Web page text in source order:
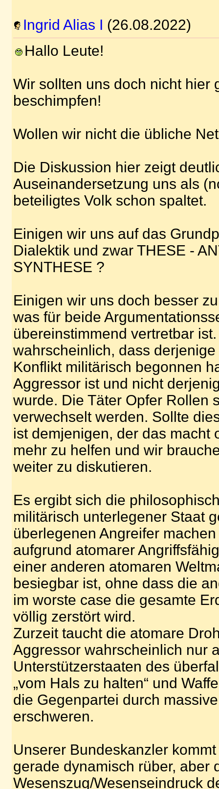
Ingrid Alias I (26.08.2022)
Hallo Leute!
Wir sollten uns doch nicht hier
beschimpfen!
Wollen wir nicht die übliche
Die Diskussion hier zeigt
Auseinandersetzung uns als
beteiligtes Volk schon spaltet.
Einigen wir uns auf das
Dialektik und zwar THESE -
SYNTHESE ?
Einigen wir uns doch besser
was für beide
übereinstimmend vertretbar
wahrscheinlich, dass
Konflikt militärisch begonnen
Aggressor ist und nicht
wurde. Die Täter Opfer Rollen
verwechselt werden. Sollte
ist demjenigen, der das macht
mehr zu helfen und wir
weiter zu diskutieren.
Es ergibt sich die
militärisch unterlegener Staat
überlegenen Angreifer
aufgrund atomarer
einer anderen atomaren
besiegbar ist, ohne dass die
im worste case die gesamte
völlig zerstört wird.
Zurzeit taucht die atomare
Aggressor wahrscheinlich nur
Unterstützerstaaten des
„vom Hals zu halten“ und
die Gegenpartei durch
erschweren.
Unserer Bundeskanzler
gerade dynamisch rüber, aber
Wesenszug/Wesenseindruck